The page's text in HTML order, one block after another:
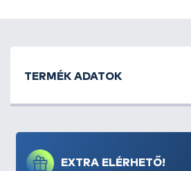
EXTRA ELÉRHETŐ!
TERMÉK ADATOK